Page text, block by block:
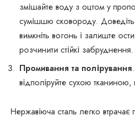
змішайте воду з оцтом у
сумішшю сковороду.
вимкніть вогонь і залиште
розчинити стійкі забруднення.
Промивання та полірування
відполіруйте сухою
Нержавіюча сталь легко